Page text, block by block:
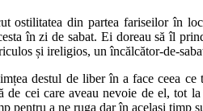
ostilitatea din partea fariseilor în
în zi de sabat. Ei doreau să îl
și ireligios, un încălcător-de-
destul de liber în a face ceea
de cei care aveau nevoie de el,
pentru a ne ruga dar în același timp